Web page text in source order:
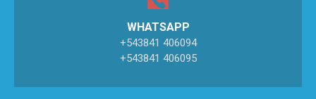
WHATSAPP
+543841 406094
+543841 406095